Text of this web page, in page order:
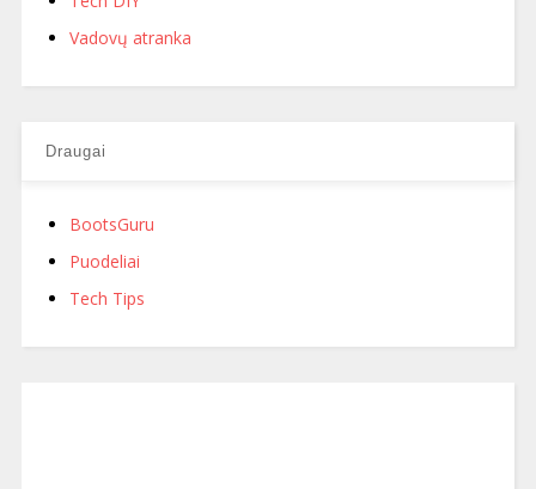
Vadovų atranka
Draugai
BootsGuru
Puodeliai
Tech Tips